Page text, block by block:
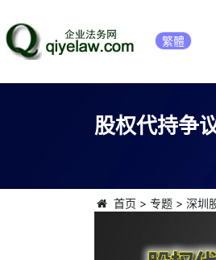
繁體
股权代持争
首页 > 专题> 深圳